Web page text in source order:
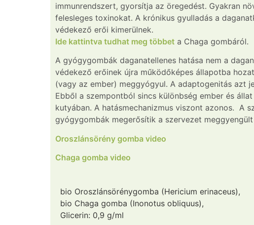
immunrendszert, gyorsítja az öregedést. Gyakran
felesleges toxinokat. A krónikus gyulladás a
védekező erői kimerülnek.
Ide kattintva tudhat meg többet a Chaga gombáról.
A gyógygombák daganatellenes hatása nem a
védekező erőinek újra működőképes állapotba
(vagy az ember) meggyógyul. A adaptogenitás azt
Ebből a szempontból sincs különbség ember és
kutyában. A hatásmechanizmus viszont azonos. A
gyógygombák megerősítik a szervezet
Oroszlánsörény gomba video
Chaga gomba video
bio Oroszlánsörénygomba (Hericium erinaceus),
bio Chaga gomba (Inonotus obliquus),
Glicerin: 0,9 g/ml